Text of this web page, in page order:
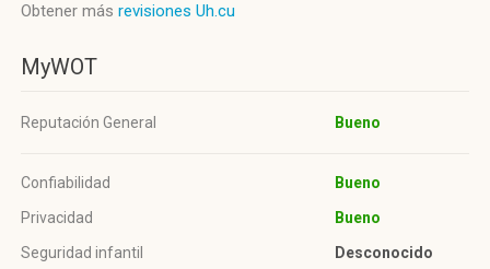
Obtener más revisiones Uh.cu
MyWOT
Reputación General Bueno
Confiabilidad
Bueno
Privacidad
Bueno
Seguridad infantil
Desconocido